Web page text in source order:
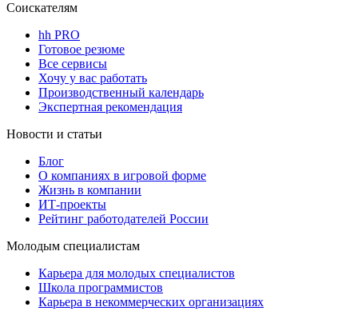
Соискателям
hh PRO
Готовое резюме
Все сервисы
Хочу у вас работать
Производственный календарь
Экспертная рекомендация
Новости и статьи
Блог
О компаниях в игровой форме
Жизнь в компании
ИТ-проекты
Рейтинг работодателей России
Молодым специалистам
Карьера для молодых специалистов
Школа программистов
Карьера в некоммерческих организациях